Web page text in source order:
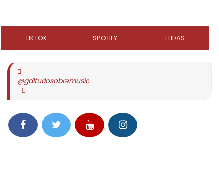
TIKTOK SPOTIFY +LIDAS
@gdltudosobremusic